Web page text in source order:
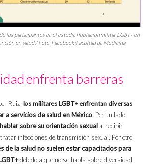
los participantes en el estudio Población militar LGBT+ en
en salud/ Foto: Facebook (Facultad de Medicina
enfrenta barreras
Ruiz, los militares LGBT+ enfrentan diversas
a servicios de salud en México. Por un lado,
sobre su orientación sexual al recibir
infecciones de transmisión sexual. Por otro
de la salud no suelen estar capacitados para
debido a que no se habla sobre diversidad